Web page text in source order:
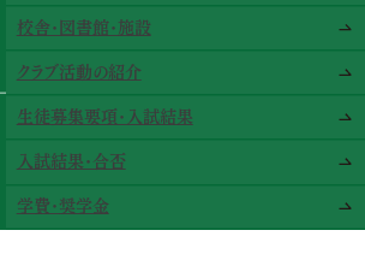
校舎･図書館･施設
クラブ活動の紹介
生徒募集要項･入試結果
入試結果･合否
学費･奨学金